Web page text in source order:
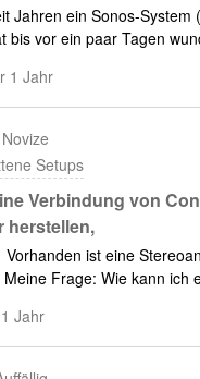
Jahren ein Sonos-System
bis vor ein paar Tagen
ich einen neuen Router
neue, geänderte WLAN-
Playbar ist per LAN
läuft an sich auch,
Zeit am Stück nutze,
Steckdose im Normalfall
ich nun
ein, sind diese Geräte
Sobald die Playbar
geht wieder alles - aber
Strom versorgt wird.Da
Geräte unabhängig von
1 Jahr
Novize
Setups
Verbindung von
herstellen,
ist eine
Frage: Wie kann ich
zu dem Verstärker
über die Anlage hören kann.
Jahr